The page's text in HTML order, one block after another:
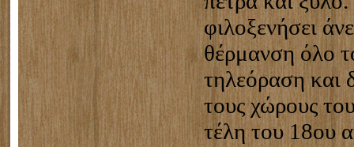
φιλοξενήσει
θέρμανση όλο
τηλεόραση και
τους χώρους
τέλη του 18ου